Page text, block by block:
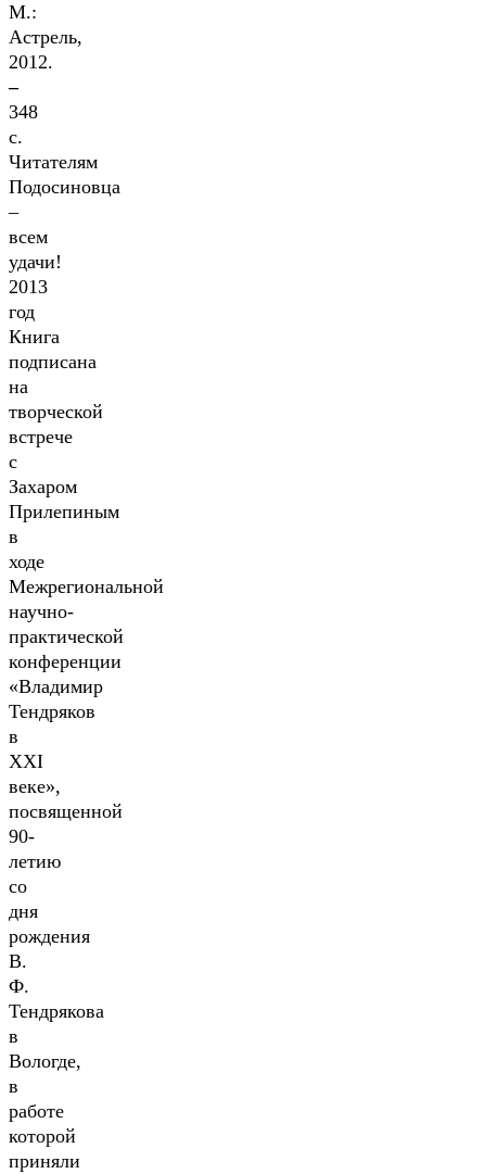
М.:
Астрель,
2012.
–
348
с.
Читателям
Подосиновца
–
всем
удачи!
2013
год
Книга
подписана
на
творческой
встрече
с
Захаром
Прилепиным
в
ходе
Межрегиональной
научно-
практической
конференции
«Владимир
Тендряков
в
XXI
веке»,
посвященной
90-
летию
со
дня
рождения
В.
Ф.
Тендрякова
в
Вологде,
в
работе
которой
приняли